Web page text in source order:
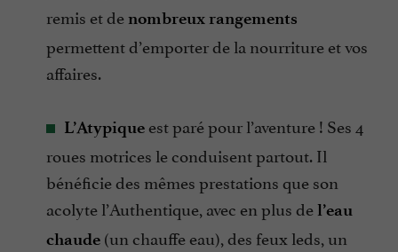
remis et de nombreux rangements
permettent d’emporter de la nourriture et vos
affaires.
L’Atypique est paré pour l’aventure ! Ses 4
roues motrices le conduisent partout. Il
bénéficie des mêmes prestations que son
acolyte l’Authentique, avec en plus del’eau
chaude (un chauffe eau), des feux leds, un